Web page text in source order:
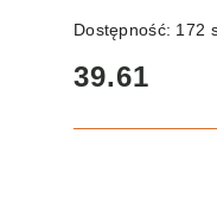
Dostępność: 172
cena:
39.61